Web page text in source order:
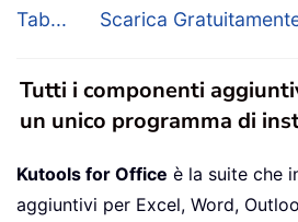
Tab...
Scarica
Tutti i componenti
un unico programma di
Kutools for Office è la suite che
aggiuntivi per Excel, Word,